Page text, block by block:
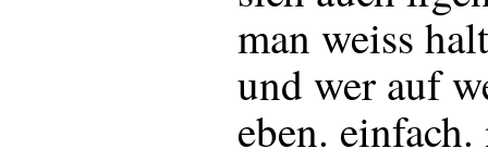
man weiss
und wer auf
eben.